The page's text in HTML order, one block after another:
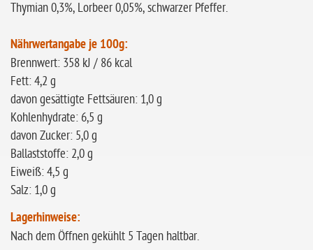
Thymian 0,3%, Lorbeer 0,05%, schwarzer Pfeffer.
Nährwertangabe je 100g:
Brennwert: 358 kJ / 86 kcal
Fett: 4,2 g
davon gesättigte Fettsäuren: 1,0 g
Kohlenhydrate: 6,5 g
davon Zucker: 5,0 g
Ballaststoffe: 2,0 g
Eiweiß: 4,5 g
Salz: 1,0 g
Lagerhinweise:
Nach dem Öffnen gekühlt 5 Tagen haltbar.